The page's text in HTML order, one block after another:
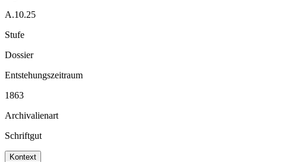
A.10.25
Stufe
Dossier
Entstehungszeitraum
1863
Archivalienart
Schriftgut
Kontext